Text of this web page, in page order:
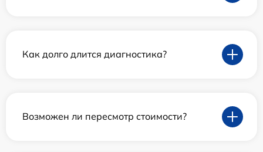
Как долго длится диагностика?
Возможен ли пересмотр стоимости?